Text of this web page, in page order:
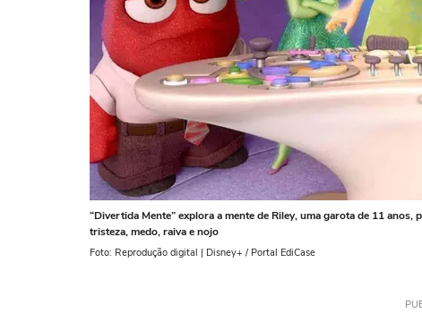
“Divertida Mente” explora a mente de Riley, uma garota de 11
tristeza, medo, raiva e nojo
Foto: Reprodução digital | Disney+ / Portal EdiCase